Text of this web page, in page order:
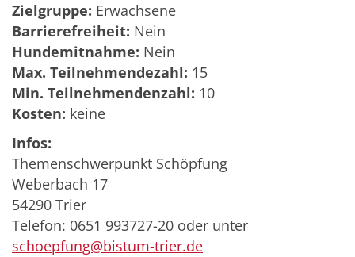
Zielgruppe: Erwachsene
Barrierefreiheit: Nein
Hundemitnahme: Nein
Max. Teilnehmendezahl: 15
Min. Teilnehmendenzahl: 10
Kosten: keine
Infos:
Themenschwerpunkt Schöpfung
Weberbach 17
54290 Trier
Telefon: 0651 993727-20 oder unter
schoepfung@bistum-trier.de